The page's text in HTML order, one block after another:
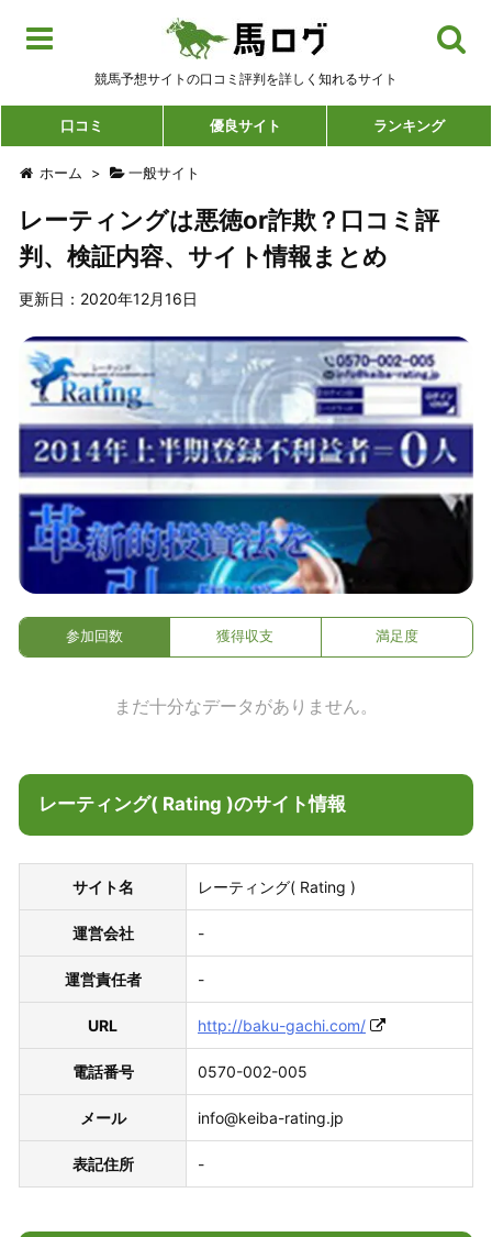
競馬予想サイトの口コミ評判を詳しく知れるサイト
口コミ 優良サイト ランキング
ホーム > 一般サイト
レーティングは悪徳or詐欺？口コミ評
判、検証内容、サイト情報まとめ
更新日：2020年12月16日
参加回数 獲得収支 満足度
まだ十分なデータがありません。
レーティング( Rating )のサイト情報
サイト名 レーティング( Rating )
運営会社 -
運営責任者 -
URL http://baku-gachi.com/
電話番号 0570-002-005
メール info@keiba-rating.jp
表記住所 -